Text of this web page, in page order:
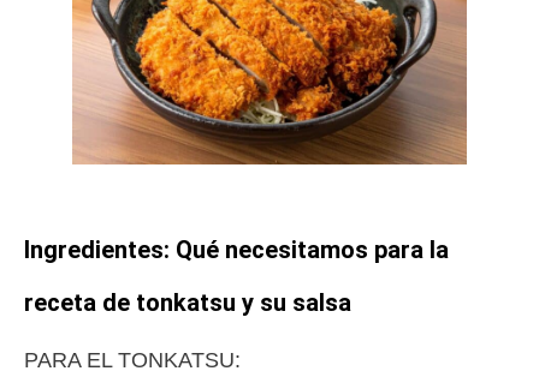
Ingredientes: Qué necesitamos para la
receta de tonkatsu y su salsa
PARA EL TONKATSU: